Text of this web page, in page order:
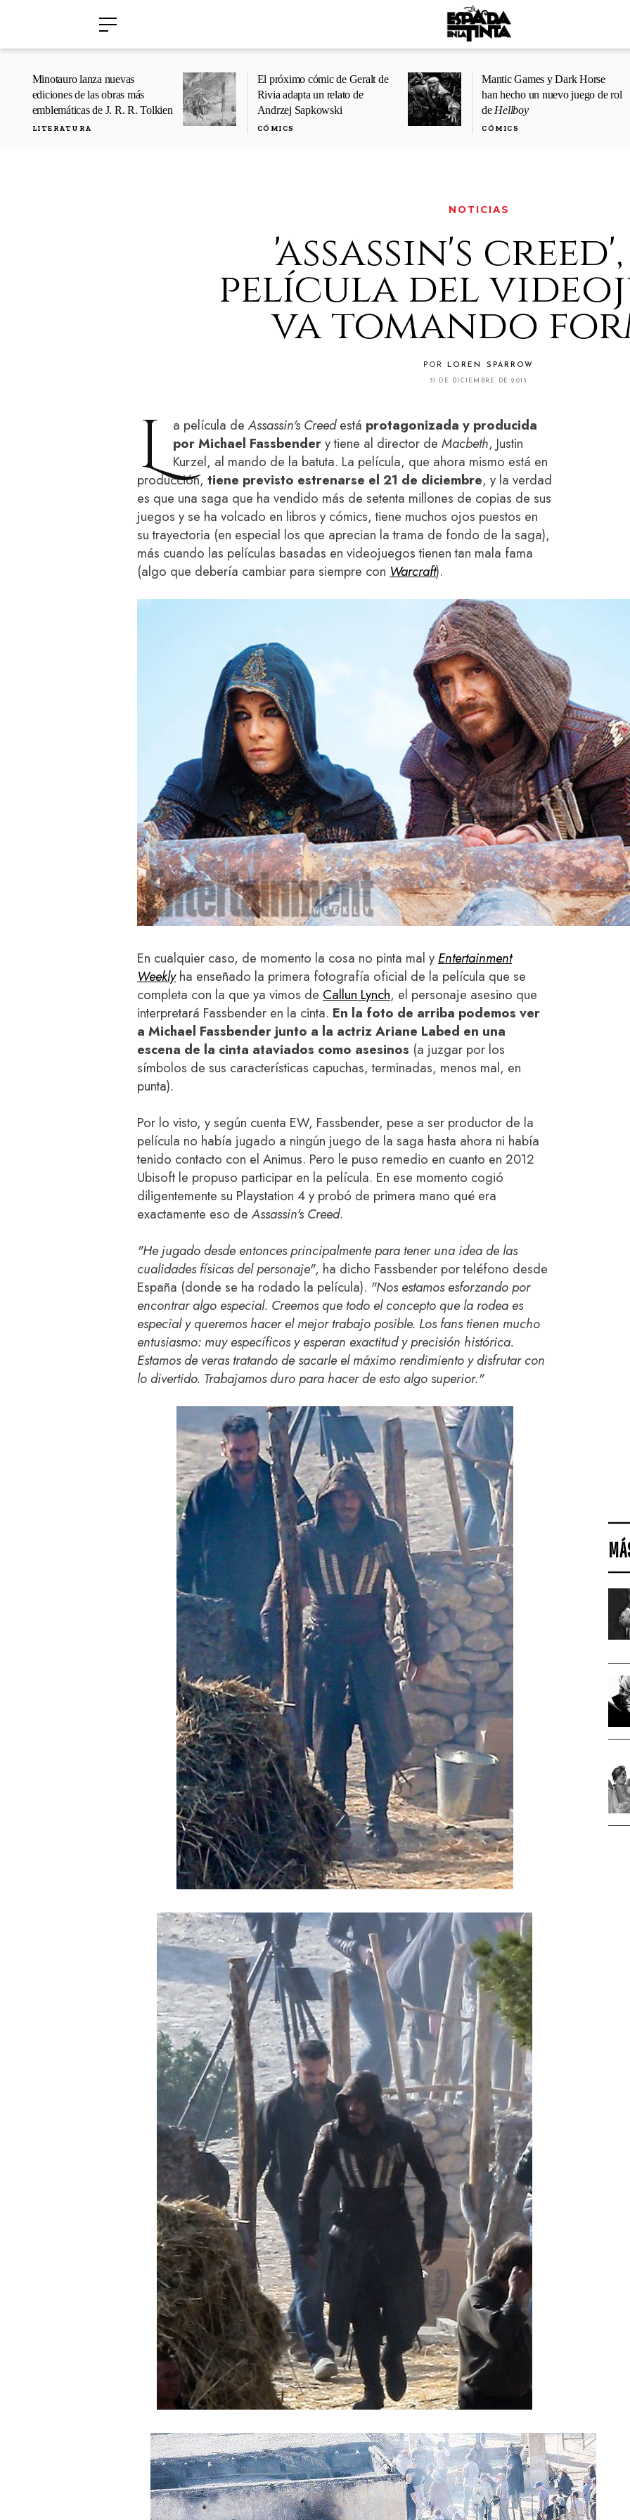
Minotauro lanza nuevas
ediciones de las obras más
emblemáticas de J. R. R. Tolkien
LITERATURA
El próximo cómic de Geralt de
Rivia adapta un relato de
Andrzej Sapkowski
CÓMICS
Mantic Games y Dark Horse
han hecho un nuevo juego de rol
de Hellboy
CÓMICS
NOTICIAS
'assassin's
película del
va tomando
POR LOREN SPARROW
31 DE DICIEMBRE DE 2015
L a película deAssassin's Creedestá protagonizada y producida
por Michael Fassbendery tiene al director de Macbeth, Justin
Kurzel, al mando de la batuta. La película, que ahora mismo está en
producción, tiene previsto estrenarse el 21 de diciembre, y la verdad
es que una saga que ha vendido más de setenta millones de copias de sus
juegos y se ha volcado en libros y cómics, tiene muchos ojos puestos en
su trayectoria (en especial los que aprecian la trama de fondo de la saga),
más cuando las películas basadas en videojuegos tienen tan mala fama
(algo que debería cambiar para siempre con Warcraft).
En cualquier caso, de momento la cosa no pinta mal y Entertainment
Weeklyha enseñado la primera fotografía oficial de la película que se
completa con la que ya vimos de Callun Lynch, el personaje asesino que
interpretará Fassbender en la cinta. En la foto de arriba podemos ver
a Michael Fassbender junto a la actriz Ariane Labed en una
escena de la cinta ataviados como asesinos (a juzgar por los
símbolos de sus características capuchas, terminadas, menos mal, en
punta).
Por lo visto, y según cuenta EW, Fassbender, pese a ser productor de la
película no había jugado a ningún juego de la saga hasta ahora ni había
tenido contacto con el Animus. Pero le puso remedio en cuanto en 2012
Ubisoft le propuso participar en la película. En ese momento cogió
diligentemente su Playstation 4 y probó de primera mano qué era
exactamente eso deAssassin's Creed.
"He jugado desde entonces principalmente para tener una idea de las
cualidades físicas del personaje", ha dicho Fassbender por teléfono desde
España (donde se ha rodado la película). "Nos estamos esforzando por
encontrar algo especial. Creemos que todo el concepto que la rodea es
especial y queremos hacer el mejor trabajo posible. Los fans tienen mucho
entusiasmo: muy específicos y esperan exactitud y precisión histórica.
Estamos de veras tratando de sacarle el máximo rendimiento y disfrutar con
lo divertido. Trabajamos duro para hacer de esto algo superior."
›